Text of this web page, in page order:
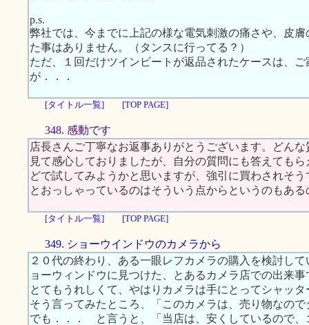
p.s.
弊社では、今までに上記の様な電気刺激の痛さや、皮
た事はありません。（タンスに行ってる？）
ただ、１回だけツインビートが返品されたケースは、
が．．．
[タイトル一覧] [TOP PAGE]
348. 感動です
店長さんご丁寧なお返事ありがとうございます。どん
見て感心しておりましたが、自分の質問にも答えても
どで試してみようかと思いますが、強引に買わされそ
とおっしゃっているのはそういう点からというのもあ
[タイトル一覧] [TOP PAGE]
349. ショーウインドウのカメラから
２０代の終わり、ある一眼レフカメラの購入を検討し
ョーウィンドウに見つけた、とあるカメラ店での出来事
とてもうれしくて、やはりカメラは手にとってシャッ
そう言ってみたところ、「このカメラは、売り物なので
でも．．． と言うと、「当店は、安くしているので